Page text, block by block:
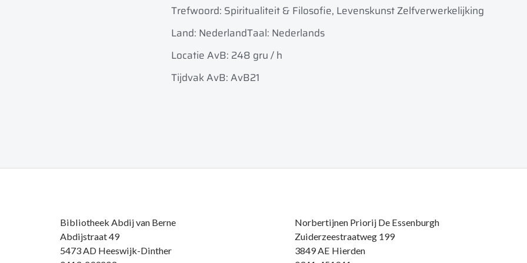
Trefwoord: Spiritualiteit & Filosofie, Levenskunst Zelfverwerkelijking
Land: NederlandTaal: Nederlands
Locatie AvB: 248 gru / h
Tijdvak AvB: AvB21
Bibliotheek Abdij van Berne
Abdijstraat 49
5473 AD Heeswijk-Dinther
Norbertijnen Priorij De Essenburgh
Zuiderzeestraatweg 199
3849 AE Hierden